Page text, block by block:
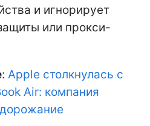
и игнорирует
или прокси-
: Apple столкнулась с
Air: компания